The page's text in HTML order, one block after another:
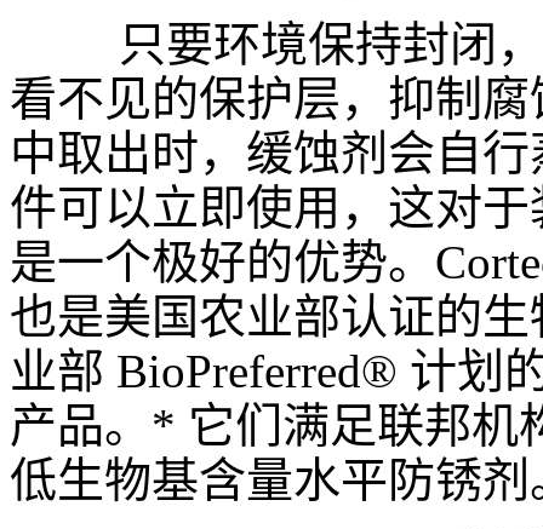
只要环境保持封闭，
看不见的保护层，抑制
中取出时，缓蚀剂会自
件可以立即使用，这对
是一个极好的优势。
也是美国农业部认证的
业部 BioPreferred® 计划
产品。 * 它们满足联邦机
低生物基含量水平防锈剂